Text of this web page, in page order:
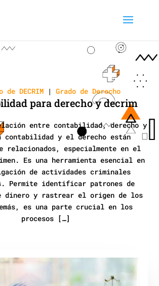
DECRIM | Grado de Derecho
para derecho y decrim
entre contabilidad, derecho y
contabilidad y el derecho están
relacionados, especialmente en el
Es una herramienta esencial en
de actividades criminales
Permite identificar patrones de
dinero y rastrear el origen de los
es una parte crucial en los
procesos […]